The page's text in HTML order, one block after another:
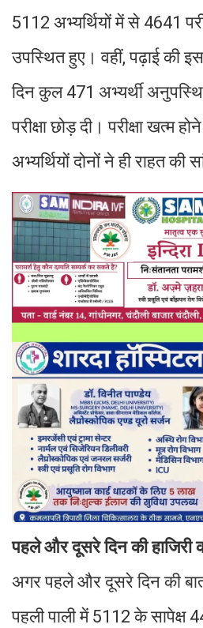
5112 अभ्यर्थियों में से 4641
उपस्थित हुए। वहीं, पढ़ाई की इस
दिन कुल 471 अभ्यर्थी
परीक्षा छोड़ दी। परीक्षा खत्म
अभ्यर्थियों दोनों ने ही राहत की
पहले और दूसरे दिन की हाजिरी
अगर पहले और दूसरे दिन की
पहली पाली में 5112 के सापेक्ष